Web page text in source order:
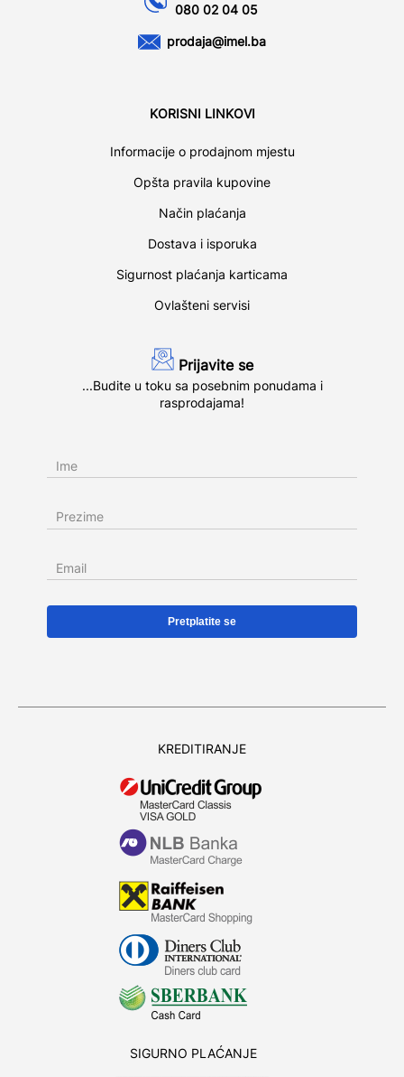
080 02 04 05
prodaja@imel.ba
KORISNI LINKOVI
Informacije o prodajnom mjestu
Opšta pravila kupovine
Način plaćanja
Dostava i isporuka
Sigurnost plaćanja karticama
Ovlašteni servisi
Prijavite se
...Budite u toku sa posebnim ponudama i
rasprodajama!
Ime
Prezime
Email
KREDITIRANJE
SIGURNO PLAĆANJE